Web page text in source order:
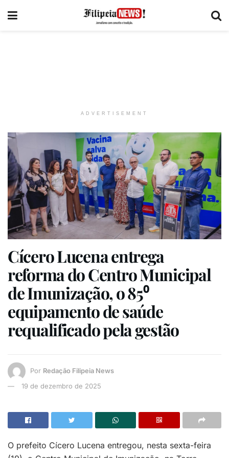
ADVERTISEMENT
Cícero Lucena entrega
reforma do Centro Municipal
de Imunização, o 85⁰
equipamento de saúde
requalificado pela gestão
Por Redação Filipeia News
19 de dezembro de 2025
O prefeito Cícero Lucena entregou, nesta sexta-feira